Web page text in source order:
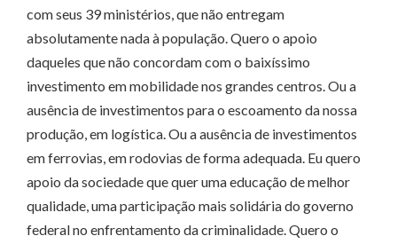
com seus 39 ministérios, que não entregam
absolutamente nada à população. Quero o apoio
daqueles que não concordam com o baixíssimo
investimento em mobilidade nos grandes centros. Ou a
ausência de investimentos para o escoamento da nossa
produção, em logística. Ou a ausência de investimentos
em ferrovias, em rodovias de forma adequada. Eu quero
apoio da sociedade que quer uma educação de melhor
qualidade, uma participação mais solidária do governo
federal no enfrentamento da criminalidade. Quero o